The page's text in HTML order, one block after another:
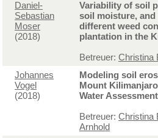
Daniel-
Sebastian
Moser
(2018)
Variability of soil
soil moisture,
different weed
plantation in the
Betreuer: Christina
Johannes
Vogel
(2018)
Modeling soil
Mount
Water
Betreuer: Christina
Arnhold